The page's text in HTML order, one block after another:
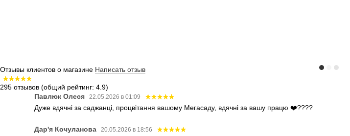
Отзывы клиентов о магазине Написать отзыв
295 отзывов (общий рейтинг: 4.9)
Павлюк Олеся
22.05.2026 в 01:09
Дуже вдячні за саджанці, процвітання вашому Мегасаду, вдячні за вашу працю ❤️????
Дар'я Кочуланова 20.05.2026 в 18:56